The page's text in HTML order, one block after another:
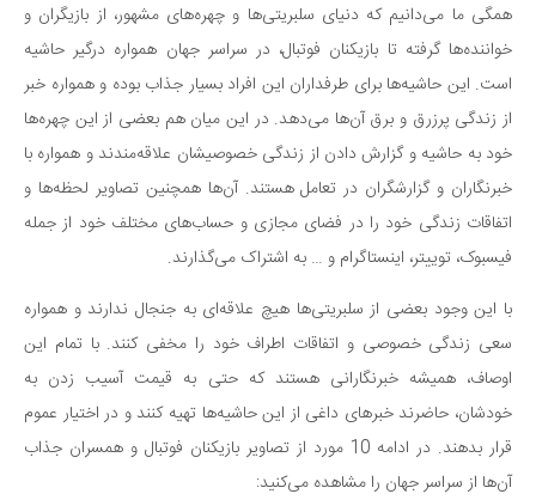
ورزش و تندرستی
روانشناسی
مراکز پزشکی و دارویی
فرهنگ و هنر
سینما و تئاتر
تلویزیون
موسیقی
چهره‌ها
عکاسی و هنرهای تجسمی
کتاب و کتاب‌خوانی
تاریخ
معماری
همگی ما می‌دانیم که دنیای سلبریتی‌ها و چهره‌های مشهور، از بازیگران و
خواننده‌ها گرفته تا بازیکنان فوتبال، در سراسر جهان همواره درگیر حاشیه
است. این حاشیه‌ها برای طرفداران این افراد بسیار جذاب بوده و همواره خبر
از زندگی پرزرق و برق آن‌ها می‌دهد. در این میان هم بعضی از این چهره‌ها
خود به حاشیه و گزارش دادن از زندگی خصوصیشان علاقه‌مندند و همواره با
خبرنگاران و گزارشگران در تعامل هستند. آن‌ها همچنین تصاویر لحظه‌ها و
اتفاقات زندگی خود را در فضای مجازی و حساب‌های مختلف خود از جمله
فیسبوک، توییتر، اینستاگرام و … به اشتراک می‌گذارند.
با این وجود بعضی از سلبریتی‌ها هیچ علاقه‌ای به جنجال ندارند و همواره
سعی زندگی خصوصی و اتفاقات اطراف خود را مخفی کنند. با تمام این
اوصاف، همیشه خبرنگارانی هستند که حتی به قیمت آسیب زدن به
خودشان، حاضرند خبرهای داغی از این حاشیه‌ها تهیه کنند و در اختیار عموم
قرار بدهند. در ادامه 10 مورد از تصاویر بازیکنان فوتبال و همسران جذاب
آن‌ها از سراسر جهان را مشاهده می‌کنید: